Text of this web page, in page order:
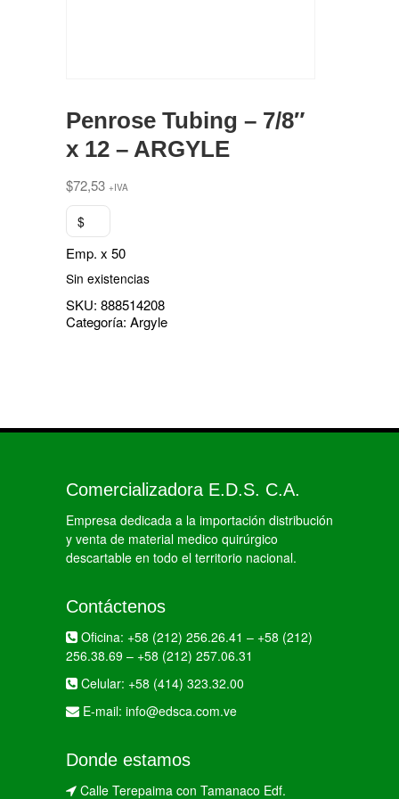
Penrose Tubing – 7/8″
x 12 – ARGYLE
$72,53 +IVA
$
Emp. x 50
Sin existencias
SKU: 888514208
Categoría: Argyle
Comercializadora E.D.S. C.A.
Empresa dedicada a la importación distribución
y venta de material medico quirúrgico
descartable en todo el territorio nacional.
Contáctenos
Oficina: +58 (212) 256.26.41 – +58 (212)
256.38.69 – +58 (212) 257.06.31
Celular: +58 (414) 323.32.00
E-mail: info@edsca.com.ve
Donde estamos
Calle Terepaima con Tamanaco Edf.